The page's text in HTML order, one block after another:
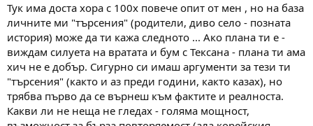
Тук има доста хора с 100х повече опит от мен , но на база
личните ми "търсения" (родители, диво село - позната
история) може да ти кажа следното ... Ако плана ти е -
виждам силуета на вратата и бум с Тексана - плана ти ама
хич не е добър. Сигурно си имаш аргументи за тези ти
"търсения" (както и аз преди години, както казах), но
трябва първо да се върнеш към фактите и реалноста.
Какви ли не неща не гледах - голяма мощност,